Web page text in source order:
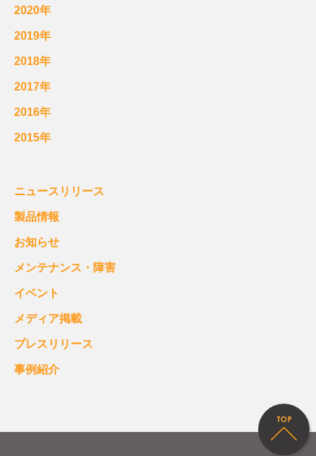
2020年
2019年
2018年
2017年
2016年
2015年
ニュースリリース
製品情報
お知らせ
メンテナンス・障害
イベント
メディア掲載
プレスリリース
事例紹介